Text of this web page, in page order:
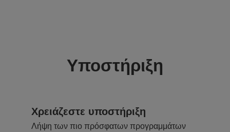
Υποστήριξη
Χρειάζεστε υποστήριξη
Λήψη των πιο πρόσφατων προγραμμάτων